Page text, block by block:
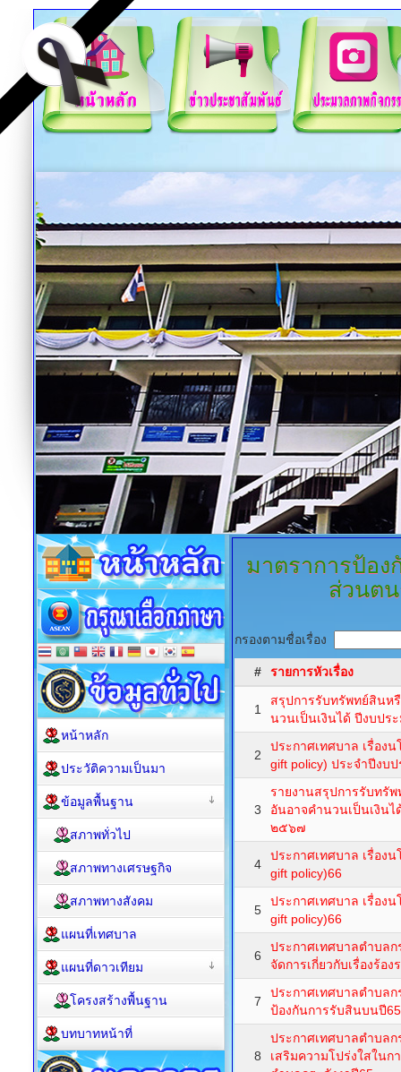
มาตราการป้อ
ส่วนต
กรองตามชื่อเรื่อง
# รายการหัวเรื่อง
1
สรุปการรับทรัพทย์สินห
นวนเป็นเงินได้ ปีงบปร
2
ประกาศเทศบาล เรื่อง
gift policy) ประจำปีงบ
3
รายงานสรุปการรับทรั
อันอาจคำนวนเป็นเงิน
๒๕๖๗
4
ประกาศเทศบาล เรื่อง
gift policy)66
5
ประกาศเทศบาล เรื่อง
gift policy)66
6
ประกาศเทศบาลตำบลก
จัดการเกี่ยวกับเรื่องร้อง
7
ประกาศเทศบาลตำบลก
ป้องกันการรับสินบนปี65
8
ประกาศเทศบาลตำบลก
เสริมความโปร่งใสในก
หน้าหลัก
ประวัติความเป็นมา
ข้อมูลพื้นฐาน
สภาพทั่วไป
สภาพทางเศรษฐกิจ
สภาพทางสังคม
แผนที่เทศบาล
แผนที่ดาวเทียม
โครงสร้างพื้นฐาน
บทบาทหน้าที่